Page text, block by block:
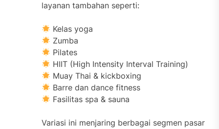
layanan tambahan seperti:
Kelas yoga
Zumba
Pilates
HIIT (High Intensity Interval Training)
Muay Thai & kickboxing
Barre dan dance fitness
Fasilitas spa & sauna
Variasi ini menjaring berbagai segmen pasar